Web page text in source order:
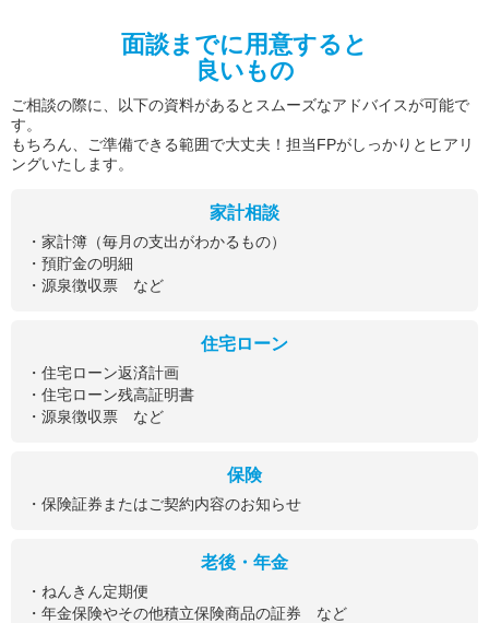
面談までに用意すると
良いもの
ご相談の際に、以下の資料があるとスムーズなアドバイスが可能で
す。
もちろん、ご準備できる範囲で大丈夫！担当FPがしっかりとヒアリ
ングいたします。
家計相談
・家計簿（毎月の支出がわかるもの）
・預貯金の明細
・源泉徴収票 など
住宅ローン
・住宅ローン返済計画
・住宅ローン残高証明書
・源泉徴収票 など
保険
・保険証券またはご契約内容のお知らせ
老後・年金
・ねんきん定期便
・年金保険やその他積立保険商品の証券 など